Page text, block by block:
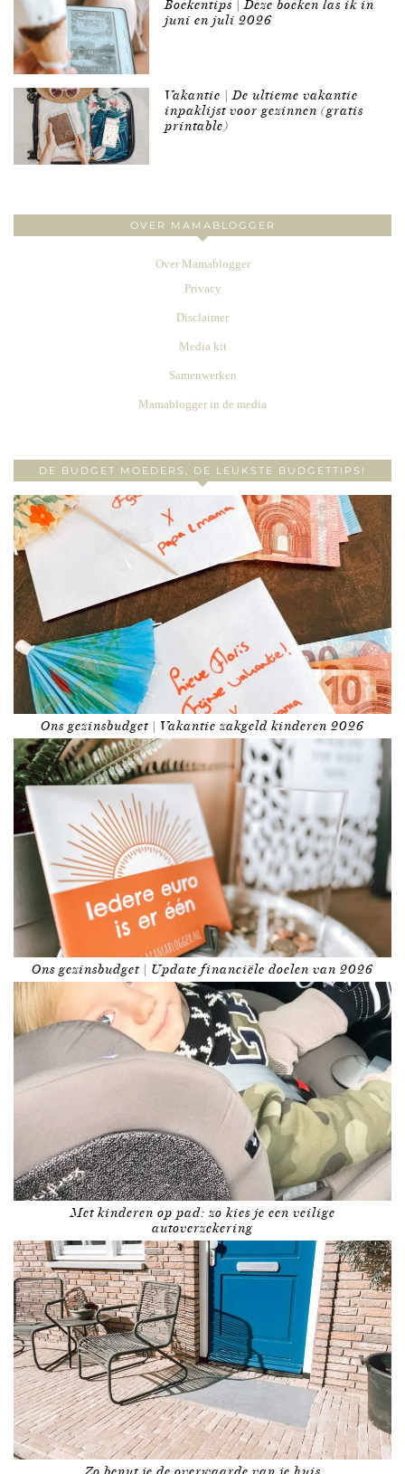
Boekentips | Deze boeken las ik in
juni en juli 2026
Vakantie | De ultieme vakantie
inpaklijst voor gezinnen (gratis
printable)
OVER MAMABLOGGER
Over Mamablogger
Privacy
Disclaimer
Media kit
Samenwerken
Mamablogger in de media
DE BUDGET MOEDERS, DE LEUKSTE BUDGETTIPS!
Ons gezinsbudget | Vakantie zakgeld kinderen 2026
Ons gezinsbudget | Update financiële doelen van 2026
Met kinderen op pad: zo kies je een veilige
autoverzekering